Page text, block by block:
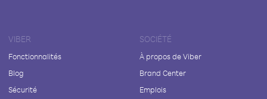
VIBER
Fonctionnalités
Blog
Sécurité
SOCIÉTÉ
À propos de Viber
Brand Center
Emplois